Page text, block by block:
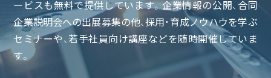
ービスも無料で提供しています。企業情報の公開、合同
企業説明会への出展募集の他、採用・育成ノウハウを学ぶ
セミナーや、若手社員向け講座などを随時開催していま
す。